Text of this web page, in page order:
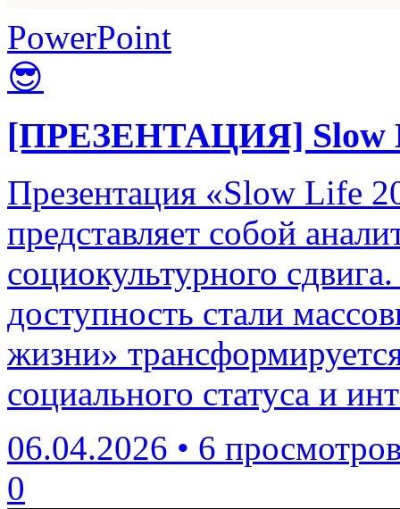
PowerPoint
😎
[ПРЕЗЕНТАЦИЯ] Slow
Презентация «Slow Life
представляет собой
социокультурного
доступность стали
жизни»
социального статуса и
06.04.2026 • 6
0